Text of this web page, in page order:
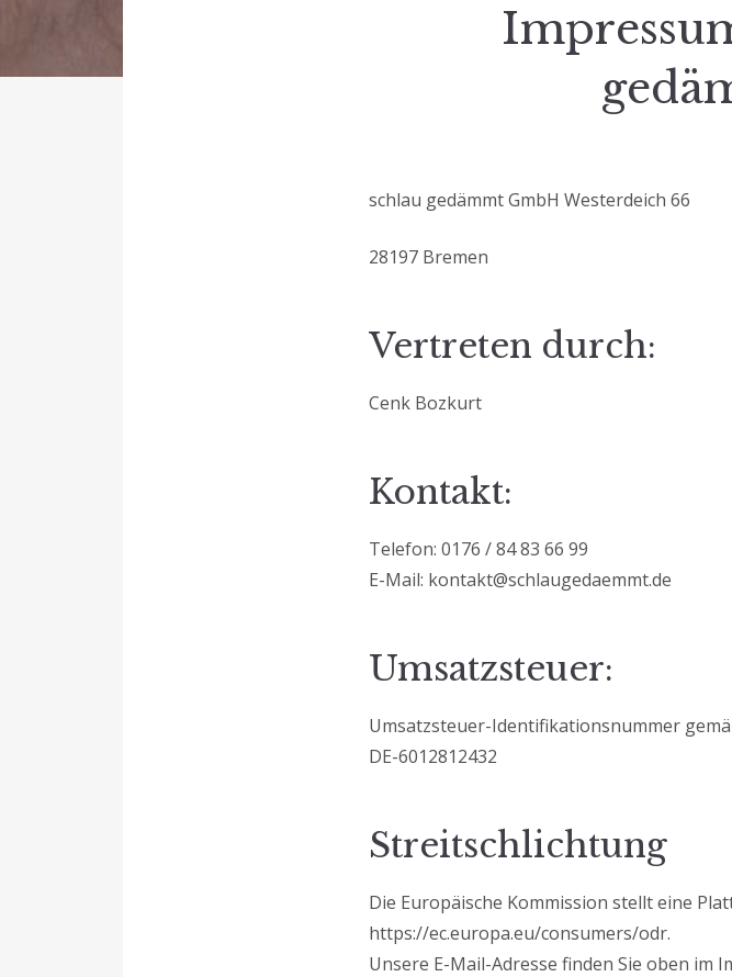
schlau gedämmt GmbH Westerdeich 66
28197 Bremen
Vertreten durch:
Cenk Bozkurt
Kontakt:
Telefon: 0176 / 84 83 66 99
E-Mail: kontakt@schlaugedaemmt.de
Umsatzsteuer:
Umsatzsteuer-Identifikationsnummer
DE-6012812432
Streitschlichtung
Die Europäische Kommission stellt eine
https://ec.europa.eu/consumers/odr.
Unsere E-Mail-Adresse finden Sie oben im